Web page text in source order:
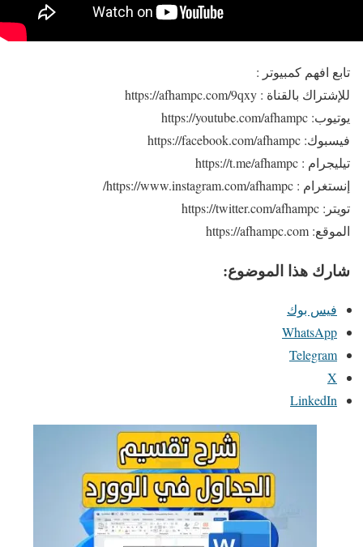
تابع افهم كمبيوتر :
للإشتراك بالقناة : https://afhampc.com/9qxy
يوتيوب: https://youtube.com/afhampc
فيسبوك: https://facebook.com/afhampc
تيليجرام : https://t.me/afhampc
إنستغرام : https://www.instagram.com/afhampc/
تويتر: https://twitter.com/afhampc
الموقع: https://afhampc.com
شارك هذا الموضوع:
فيس بوك
WhatsApp
Telegram
X
LinkedIn